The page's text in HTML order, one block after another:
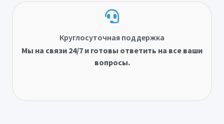
Круглосуточная поддержка
Мы на связи 24/7 и готовы ответить на все ваши
вопросы.